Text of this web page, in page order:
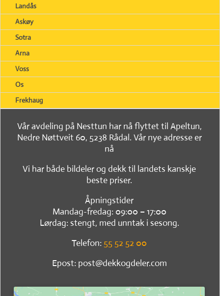
Landås
Askøy
Sotra
Arna
Voss
Os
Frekhaug
Vår avdeling på Nesttun har nå flyttet til Apeltun,
Nedre Nøttveit 60, 5238 Rådal. Vår nye adresse er
nå
Vi har både bildeler og dekk til landets kanskje
beste priser.
Åpningstider
Mandag-fredag: 09:00 – 17:00
Lørdag: stengt, med unntak i sesong.
Telefon: 55 52 52 00
Epost: post@dekkogdeler.com